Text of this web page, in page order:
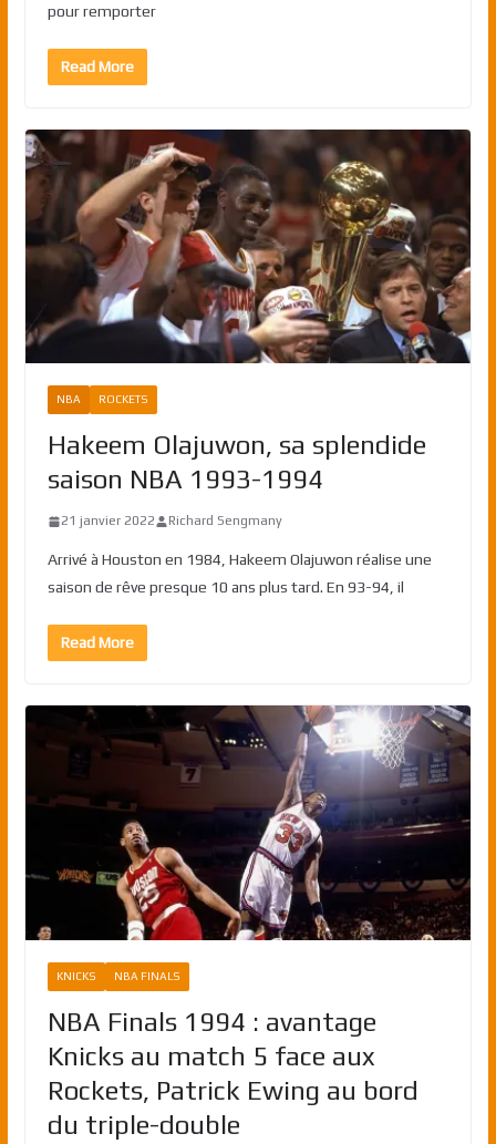
pour remporter
Read More
NBA ROCKETS
Hakeem Olajuwon, sa splendide
saison NBA 1993-1994
21 janvier 2022 Richard Sengmany
Arrivé à Houston en 1984, Hakeem Olajuwon réalise une
saison de rêve presque 10 ans plus tard. En 93-94, il
Read More
KNICKS NBA FINALS
NBA Finals 1994 : avantage
Knicks au match 5 face aux
Rockets, Patrick Ewing au bord
du triple-double